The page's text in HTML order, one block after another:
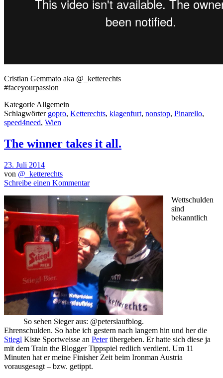
Cristian Gemmato aka @_ketterechts
#faceyourpassion
Kategorie Allgemein
Schlagwörter gopro, Ketterechts, klagenfurt, nonstop, Pinarello,
speed4need, Wien
The winner takes it all.
23. Juli 2014
von @_ketterechts
Schreibe einen Kommentar
So sehen Sieger aus: @peterslaufblog.
Wettschulden
sind
bekanntlich
Ehrenschulden. So habe ich gestern nach langem hin und her die
Stiegl Kiste Sportweisse an Peterübergeben. Er hatte sich diese ja
mit dem Train the Blogger Tippspiel redlich verdient. Um 11
Minuten hat er meine Finisher Zeit beim Ironman Austria
vorausgesagt – bzw. getippt.